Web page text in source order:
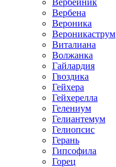
Вербейник
Вербена
Вероника
Вероникаструм
Виталиана
Волжанка
Гайлардия
Гвоздика
Гейхера
Гейхерелла
Гелениум
Гелиантемум
Гелиопсис
Герань
Гипсофила
Горец